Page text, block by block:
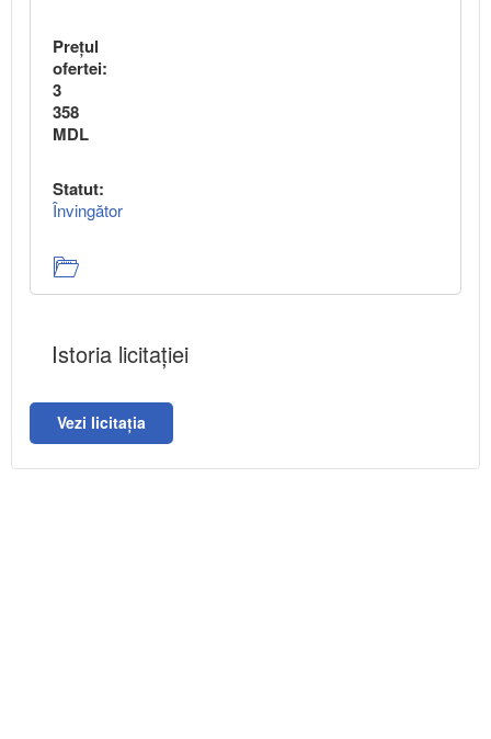
Preţul
ofertei:
3
358
MDL
Statut:
Învingător
Istoria licitației
Vezi licitația